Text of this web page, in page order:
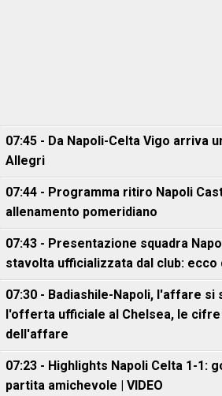
07:45 - Da Napoli-Celta Vigo arriva
Allegri
07:44 - Programma ritiro Napoli
allenamento pomeridiano
07:43 - Presentazione squadra
stavolta ufficializzata dal club: ecco
07:30 - Badiashile-Napoli, l'affare si
l'offerta ufficiale al Chelsea, le
dell'affare
07:23 - Highlights Napoli Celta 1-1:
partita amichevole | VIDEO